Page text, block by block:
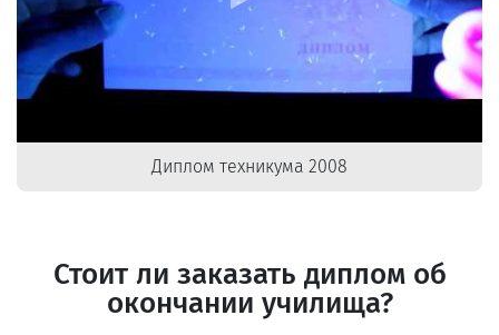
Диплом техникума 2008
Стоит ли заказать диплом об
окончании училища?